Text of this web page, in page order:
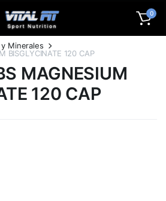
0
Minerales
BISGLYCINATE 120 CAP
MAGNESIUM
120 CAP